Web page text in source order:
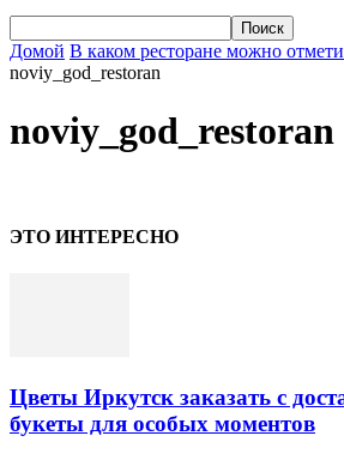
Домой В каком ресторане можно
noviy_god_restoran
noviy_god_restoran
ЭТО ИНТЕРЕСНО
Цветы Иркутск заказать с
букеты для особых моментов